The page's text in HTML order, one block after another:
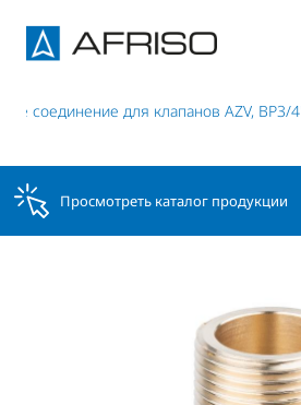
соединение для клапанов AZV, ВР3/
Просмотреть каталог продукции